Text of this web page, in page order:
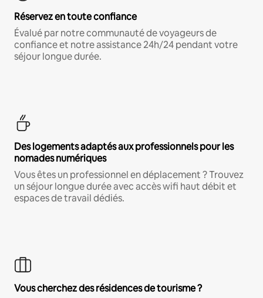
Réservez en toute confiance
Évalué par notre communauté de voyageurs de
confiance et notre assistance 24h/24 pendant votre
séjour longue durée.
Des logements adaptés aux professionnels pour les
nomades numériques
Vous êtes un professionnel en déplacement ? Trouvez
un séjour longue durée avec accès wifi haut débit et
espaces de travail dédiés.
Vous cherchez des résidences de tourisme ?